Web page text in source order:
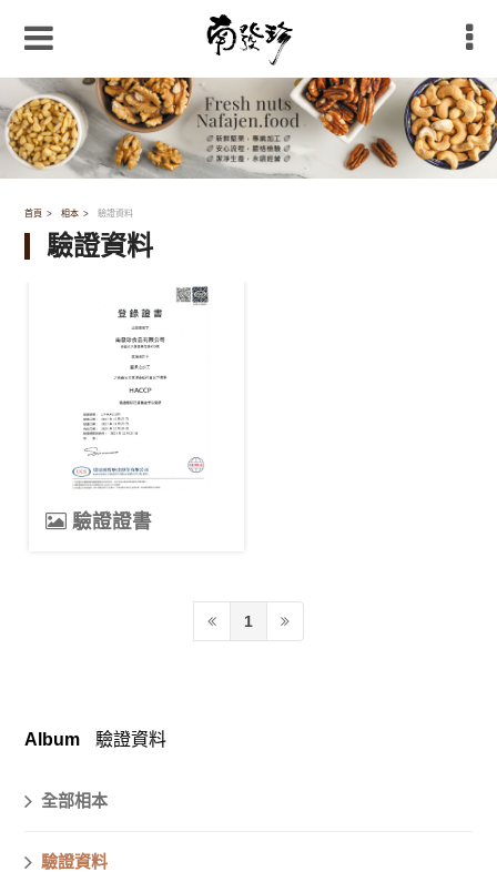
首頁 相本 驗證資料
驗證資料
驗證證書
1
Album 驗證資料
全部相本
驗證資料